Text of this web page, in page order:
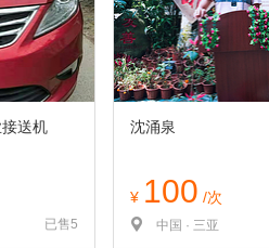
送机
已售5
沈涌泉
¥ 100 /次
中国 · 三亚